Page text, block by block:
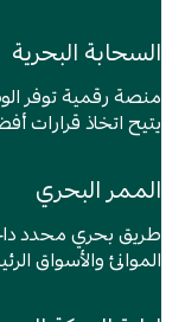
السحابة البحرية
منصة رقمية توفر
يتيح اتخاذ قرارات
الممر البحري
طريق بحري محدد
الموانئ والأسواق